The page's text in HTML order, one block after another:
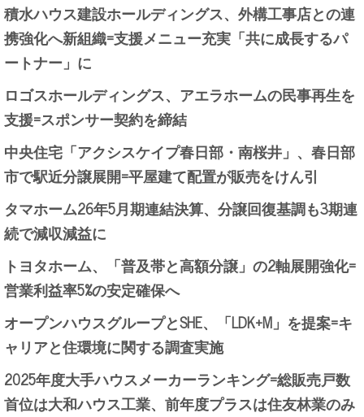
積水ハウス建設ホールディングス、外構工事店との連
携強化へ新組織=支援メニュー充実「共に成長するパ
ートナー」に
ロゴスホールディングス、アエラホームの民事再生を
支援=スポンサー契約を締結
中央住宅「アクシスケイプ春日部・南桜井」、春日部
市で駅近分譲展開=平屋建て配置が販売をけん引
タマホーム26年5月期連結決算、分譲回復基調も3期連
続で減収減益に
トヨタホーム、「普及帯と高額分譲」の2軸展開強化=
営業利益率5%の安定確保へ
オープンハウスグループとSHE、「LDK+M」を提案=キ
ャリアと住環境に関する調査実施
2025年度大手ハウスメーカーランキング=総販売戸数
首位は大和ハウス工業、前年度プラスは住友林業のみ